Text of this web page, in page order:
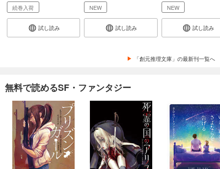
続巻入荷
試し読み
NEW
試し読み
NEW
試し読み
「創元推理文庫」の最新刊一覧へ
無料で読めるSF・ファンタジー